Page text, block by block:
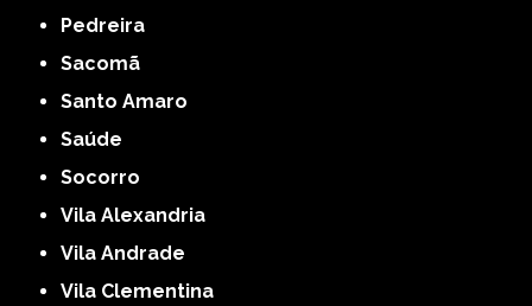
Pedreira
Sacomã
Santo Amaro
Saúde
Socorro
Vila Alexandria
Vila Andrade
Vila Clementina